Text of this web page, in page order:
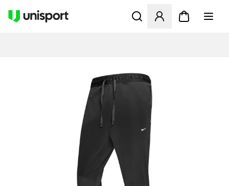
Åbner en Modal til at